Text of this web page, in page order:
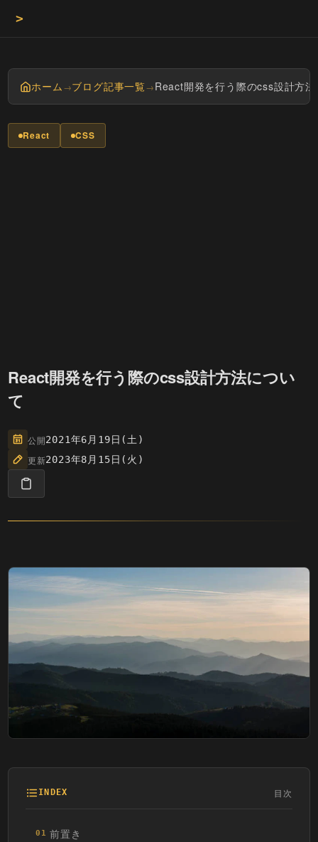
>
ホーム→ブログ記事一覧→React開発を行う際のcss設計方
React CSS
React開発を行う際のcss設計方法につい
て
公開2021年6月19日(土)
更新2023年8月15日(火)
INDEX 目次
01 前置き